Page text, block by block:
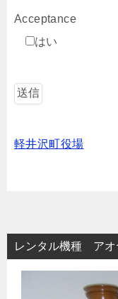
Acceptance
はい
軽井沢町役場
レンタル機種 ア